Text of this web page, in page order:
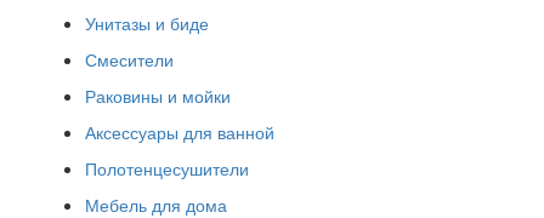
Унитазы и биде
Смесители
Раковины и мойки
Аксессуары для ванной
Полотенцесушители
Мебель для дома